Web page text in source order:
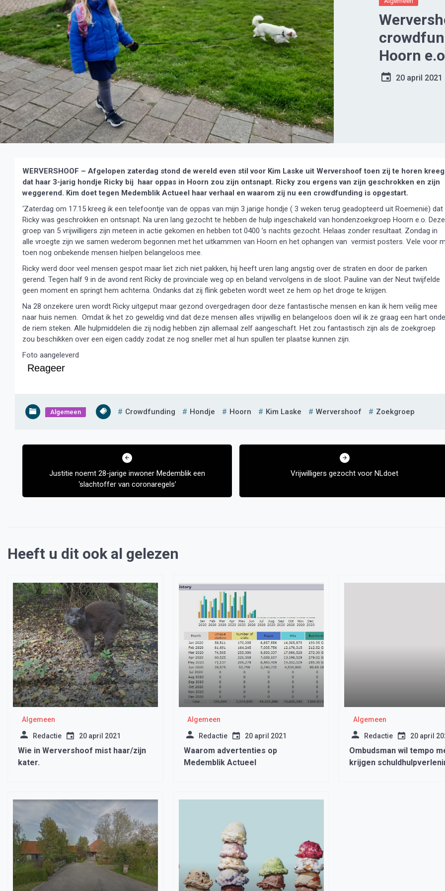
Hoorn
20 april 2021
WERVERSHOOF – Afgelopen zaterdag stond de wereld even stil voor Kim Laske uit Wervershoof toen zij te horen kreeg
dat haar 3-jarig hondje Ricky bij haar oppas in Hoorn zou zijn ontsnapt. Ricky zou ergens van zijn geschrokken en zijn
weggerend. Kim doet tegen Medemblik Actueel haar verhaal en waarom zij nu een crowdfunding is opgestart.
‘Zaterdag om 17.15 kreeg ik een telefoontje van de oppas van mijn 3 jarige hondje ( 3 weken terug geadopteerd uit Roemenië) dat
Ricky was geschrokken en ontsnapt. Na uren lang gezocht te hebben de hulp ingeschakeld van hondenzoekgroep Hoorn e.o. Deze
groep van 5 vrijwilligers zijn meteen in actie gekomen en hebben tot 0400 ’s nachts gezocht. Helaas zonder resultaat. Zondag in
alle vroegte zijn we samen wederom begonnen met het uitkammen van Hoorn en het ophangen van vermist posters. Vele voor
toen nog onbekende mensen hielpen belangeloos mee.
Ricky werd door veel mensen gespot maar liet zich niet pakken, hij heeft uren lang angstig over de straten en door de parken
gerend. Tegen half 9 in de avond rent Ricky de provinciale weg op en beland vervolgens in de sloot. Pauline van der Neut twijfelde
geen moment en springt hem achterna. Ondanks dat zij flink gebeten wordt weet ze hem op het droge te krijgen.
Na 28 onzekere uren wordt Ricky uitgeput maar gezond overgedragen door deze fantastische mensen en kan ik hem veilig mee
naar huis nemen. Omdat ik het zo geweldig vind dat deze mensen alles vrijwillig en belangeloos doen wil ik ze graag een hart
de riem steken. Alle hulpmiddelen die zij nodig hebben zijn allemaal zelf aangeschaft. Het zou fantastisch zijn als de zoekgroep
zou beschikken over een eigen caddy zodat ze nog sneller met al hun spullen ter plaatse kunnen zijn.
Foto aangeleverd
Reageer
Algemeen Crowdfunding Hondje Hoorn Kim Laske Wervershoof Zoekgroep
Bericht
Justitie noemt 28-jarige inwoner Medemblik een
‘slachtoffer van coronaregels’
Vrijwilligers gezocht voor NLdoet
Heeft u dit ook al gelezen
Algemeen
Redactie 20 april 2021
Wie in Wervershoof mist haar/zijn
kater.
Algemeen
Redactie 20 april 2021
Waarom advertenties op
Medemblik Actueel
Algemeen
Redactie 20 april
Ombudsman wil tempo
krijgen